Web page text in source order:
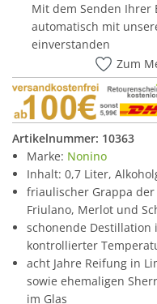
Mit dem Senden Ihrer
automatisch mit
einverstanden
Zum
Artikelnummer: 10363
Marke: Nonino
Inhalt: 0,7 Liter,
friaulischer Grappa
Friulano, Merlot und
schonende
kontrollierter
acht Jahre Reifung in
sowie ehemaligen
im Glas